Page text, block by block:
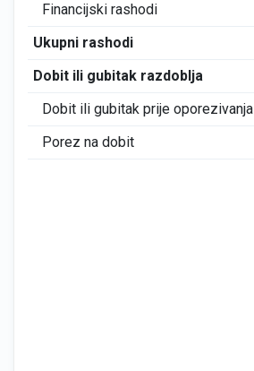
Financijski rashodi
Ukupni rashodi
Dobit ili gubitak razdoblja
Dobit ili gubitak prije oporezivanja
Porez na dobit